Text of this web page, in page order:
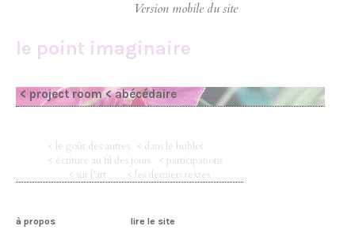
le point imaginaire
< project room< abécédaire
< le goût des autres < dans le hublot
< écriture au fil des jours
< participations
< sur l’art
< les derniers textes
à propos lire le site